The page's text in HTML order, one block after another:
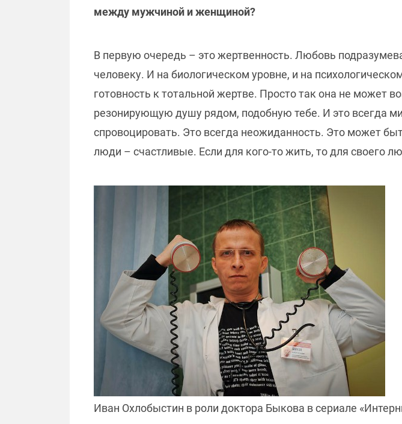
между мужчиной и женщиной?
В первую очередь – это жертвенность. Любовь
человеку. И на биологическом уровне, и на
готовность к тотальной жертве. Просто так она не может
резонирующую душу рядом, подобную тебе. И это всегда
спровоцировать. Это всегда неожиданность. Это может
люди – счастливые. Если для кого-то жить, то для своего
Иван Охлобыстин в роли доктора Быкова в сериале